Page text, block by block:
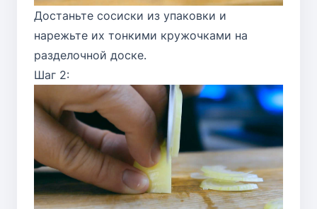
Достаньте сосиски из упаковки и
нарежьте их тонкими кружочками на
разделочной доске.
Шаг 2: